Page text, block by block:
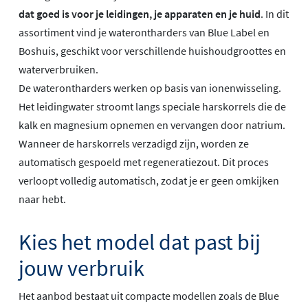
dat goed is voor je leidingen, je apparaten en je huid. In dit
assortiment vind je waterontharders van Blue Label en
Boshuis, geschikt voor verschillende huishoudgroottes en
waterverbruiken.
De waterontharders werken op basis van ionenwisseling.
Het leidingwater stroomt langs speciale harskorrels die de
kalk en magnesium opnemen en vervangen door natrium.
Wanneer de harskorrels verzadigd zijn, worden ze
automatisch gespoeld met regeneratiezout. Dit proces
verloopt volledig automatisch, zodat je er geen omkijken
naar hebt.
Kies het model dat past bij
jouw verbruik
Het aanbod bestaat uit compacte modellen zoals de Blue